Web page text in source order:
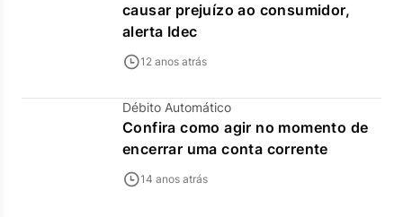
causar prejuízo ao consumidor,
alerta Idec
12 anos atrás
Débito Automático
Confira como agir no momento de
encerrar uma conta corrente
14 anos atrás